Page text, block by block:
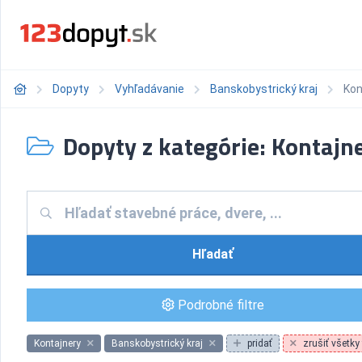
Dopyty Vyhľadávanie Banskobystrický kraj
Dopyty z kategórie:
Hľadať
Podrobné filtre
Kontajnery Banskobystrický kraj pridať zrušiť všetky